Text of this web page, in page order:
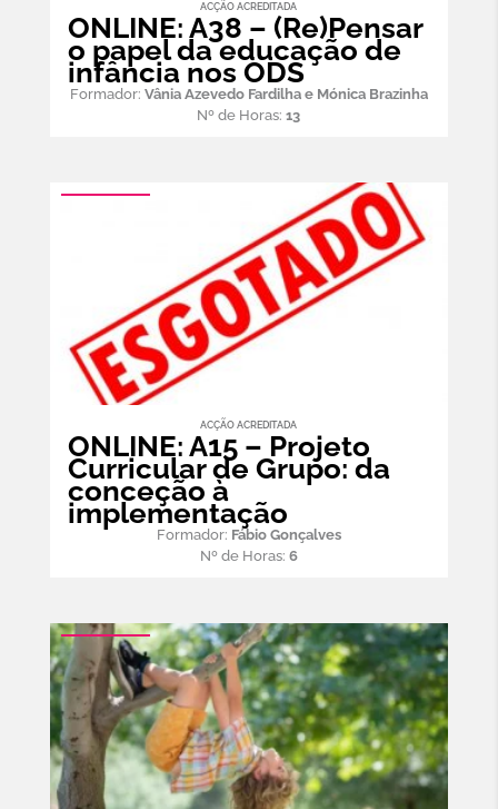
ACÇÃO ACREDITADA
ONLINE: A38 – (Re)Pensar
o papel da educação de
infância nos ODS
Formador: Vânia Azevedo Fardilha e Mónica Brazinha
Nº de Horas:13
ACÇÃO ACREDITADA
ONLINE: A15 – Projeto
Curricular de Grupo: da
conceção à
implementação
Formador: Fábio Gonçalves
Nº de Horas: 6